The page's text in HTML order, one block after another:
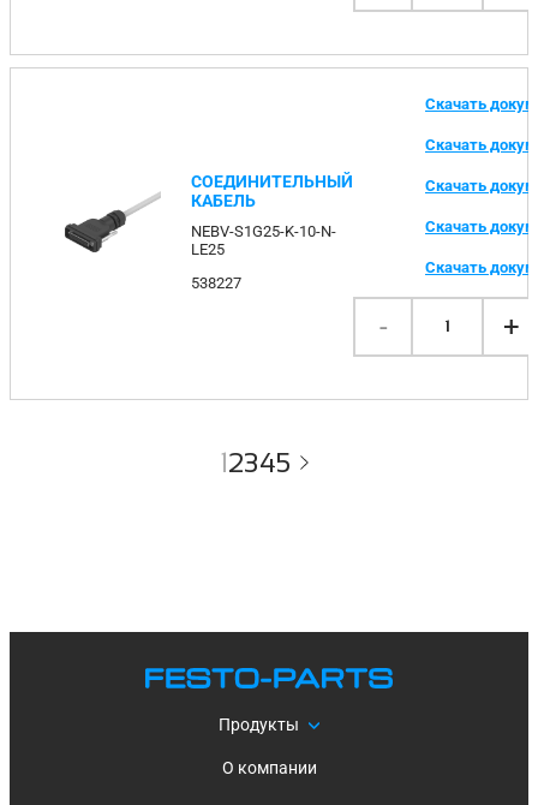
СОЕДИНИТЕЛЬНЫЙ
КАБЕЛЬ
NEBV-S1G25-K-10-N-
LE25
538227
Скачать
Скачать
Скачать
Скачать
Скачать
- 1 +
12345
Продукты
О компании